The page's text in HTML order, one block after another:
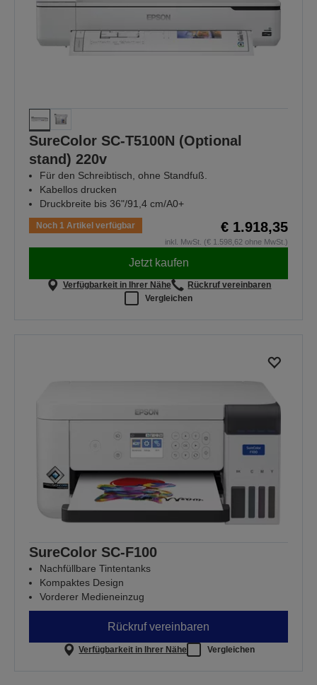
SureColor SC-T5100N (Optional
stand) 220v
Für den Schreibtisch, ohne Standfuß.
Kabellos drucken
Druckbreite bis 36"/91,4 cm/A0+
Noch 1 Artikel verfügbar € 1.918,35
inkl. MwSt. (€ 1.598,62 ohne MwSt.)
Jetzt kaufen
Verfügbarkeit in Ihrer Nähe
Rückruf vereinbaren
Vergleichen
SureColor SC-F100
Nachfüllbare Tintentanks
Kompaktes Design
Vorderer Medieneinzug
Rückruf vereinbaren
Verfügbarkeit in Ihrer Nähe Vergleichen